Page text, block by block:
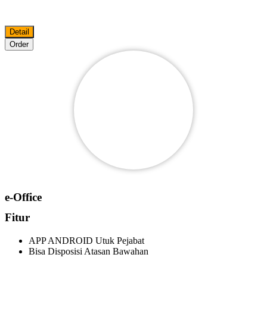
Detail
Order
e-Office
Fitur
APP ANDROID Utuk Pejabat
Bisa Disposisi Atasan Bawahan